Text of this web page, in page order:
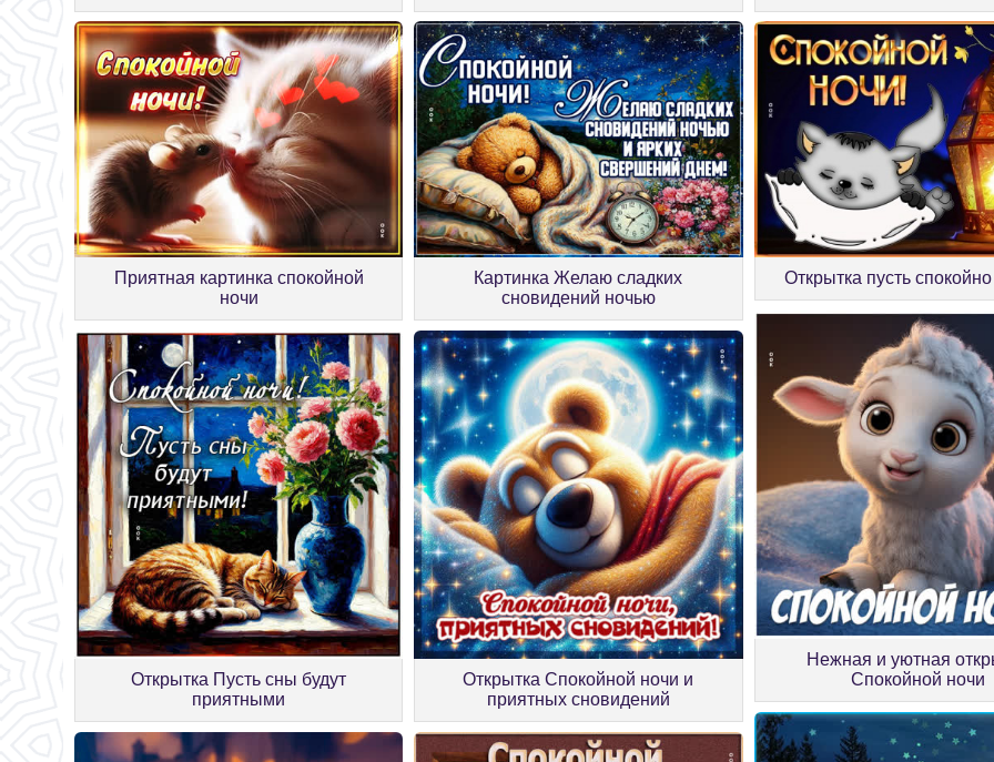
Приятная картинка спокойной
ночи
Картинка Желаю сладких
сновидений ночью
Открытка пусть
Открытка Пусть сны будут
приятными
Открытка Спокойной ночи и
приятных сновидений
Нежная и уютная
Спокойной ночи